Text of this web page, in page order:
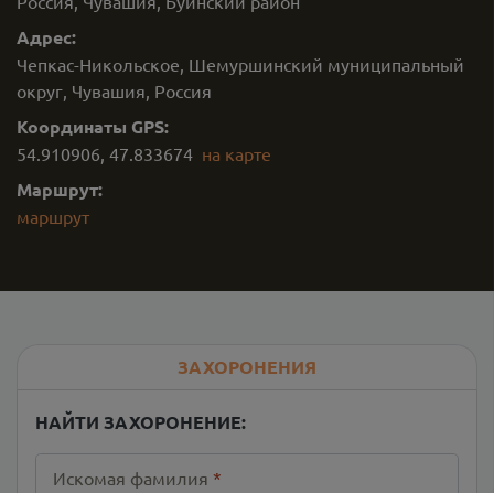
Адрес:
Чепкас-Никольское, Шемуршинский муниципальный
округ, Чувашия, Россия
Координаты GPS:
54.910906, 47.833674 на карте
Маршрут:
маршрут
ЗАХОРОНЕНИЯ
НАЙТИ ЗАХОРОНЕНИЕ:
Искомая фамилия *